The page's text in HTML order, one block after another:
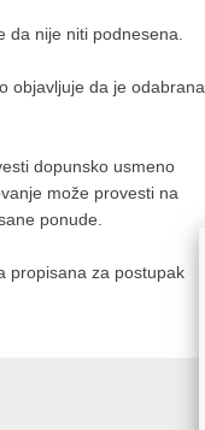
nije niti podnesena.
objavljuje da je odabrana
dopunsko usmeno
može provesti na
ponude.
propisana za postupak